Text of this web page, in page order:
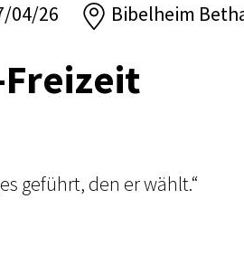
04/26 Bibelheim
Freizeit
geführt, den er wählt.“